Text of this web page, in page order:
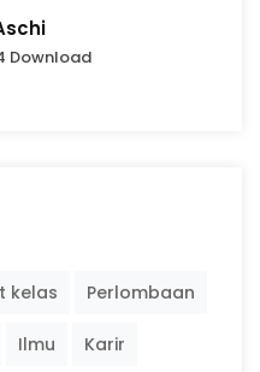
Download
kelas Perlombaan
Ilmu Karir